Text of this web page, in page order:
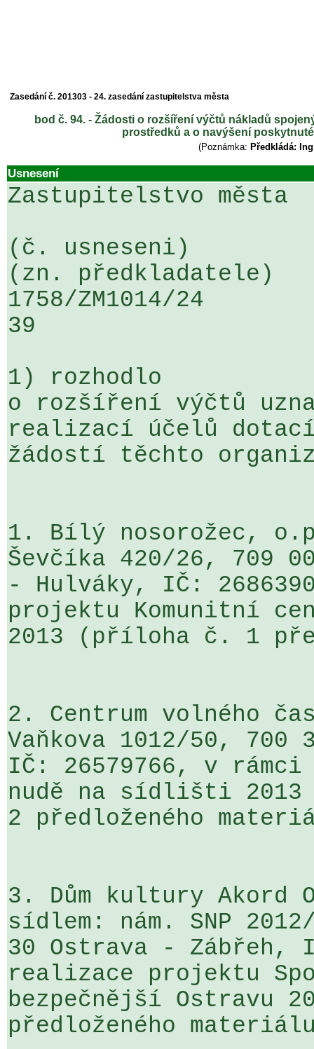
Zasedání č. 201303 - 24. zasedání zastupitelstva města
bod č. 94. - Žádosti o rozšíření výčtů nákladů
prostředků a o navýšení
(Poznámka: Předkládá:
Usnesení
Zastupitelstvo města
(č. usneseni)
(zn. předkladatele)
1758/ZM1014/24
39
1) rozhodlo
o rozšíření výčtů
realizací účelů
žádostí těchto
1. Bílý nosorožec,
Ševčíka 420/26, 709
- Hulváky, IČ:
projektu Komunitní
2013 (příloha č. 1
2. Centrum volného
Vaňkova 1012/50,
IČ: 26579766, v
nudě na sídlišti
2 předloženého
3. Dům kultury
sídlem: nám. SNP
30 Ostrava - Zábřeh,
realizace projektu
bezpečnější Ostravu
předloženého